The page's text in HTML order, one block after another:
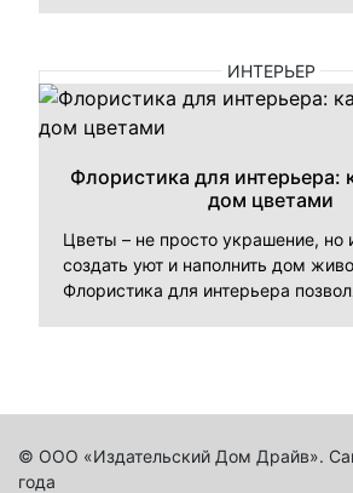
ИНТЕРЬЕР
Флористика для интерьера:
дом цветами
Цветы – не просто украшение, но
создать уют и наполнить дом
Флористика для интерьера
© ООО «Издательский Дом Драйв».
года